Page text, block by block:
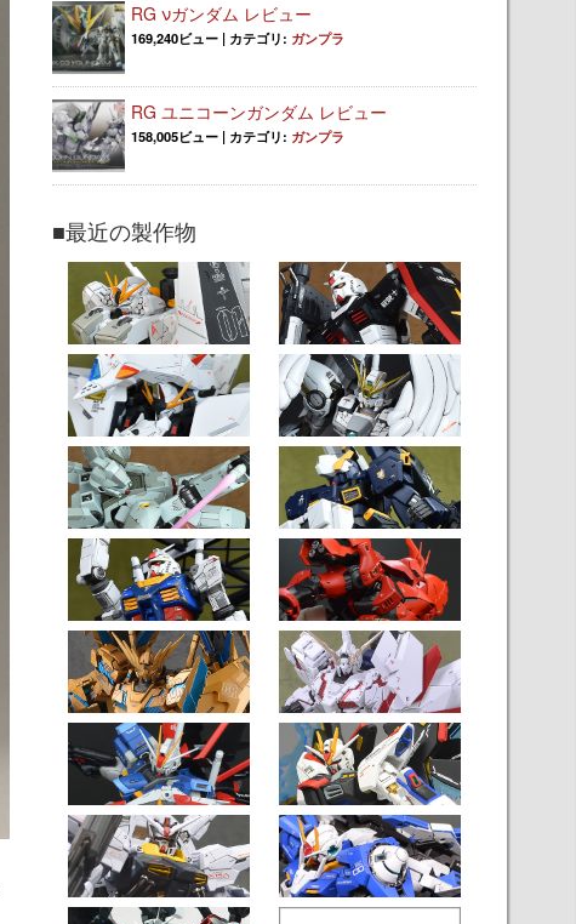
RG νガンダム レビュー
169,240ビュー | カテゴリ: ガンプラ
RG ユニコーンガンダム レビュー
158,005ビュー | カテゴリ: ガンプラ
■最近の製作物